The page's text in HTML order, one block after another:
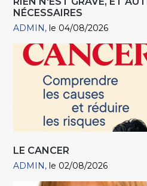
NÉCESSAIRES
ADMIN le 04/08/2026
LE CANCER
ADMIN le 02/08/2026